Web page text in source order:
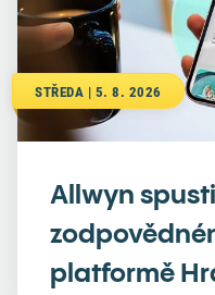
STŘEDA | 5. 8. 2026
Allwyn
platformě